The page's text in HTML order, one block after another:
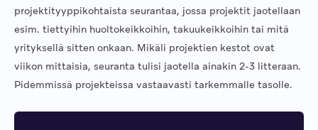
projektityyppikohtaista seurantaa, jossa projektit jaotellaan
esim. tiettyihin huoltokeikkoihin, takuukeikkoihin tai mitä
yrityksellä sitten onkaan. Mikäli projektien kestot ovat
viikon mittaisia, seuranta tulisi jaotella ainakin 2-3 litteraan.
Pidemmissä projekteissa vastaavasti tarkemmalle tasolle.